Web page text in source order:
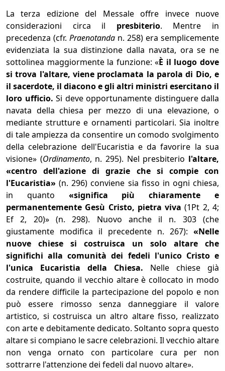
La terza edizione del Messale offre invece nuove
considerazioni circa il presbiterio. Mentre in
precedenza (cfr. Praenotanda n. 258) era semplicemente
evidenziata la sua distinzione dalla navata, ora se ne
sottolinea maggiormente la funzione: «È il luogo dove
si trova l'altare, viene proclamata la parola di Dio, e
il sacerdote, il diacono e gli altri ministri esercitano il
loro ufficio. Si deve opportunamente distinguere dalla
navata della chiesa per mezzo di una elevazione, o
mediante strutture e ornamenti particolari. Sia inoltre
di tale ampiezza da consentire un comodo svolgimento
della celebrazione dell'Eucaristia e da favorire la sua
visione» (Ordinamento, n. 295). Nel presbiterio l'altare,
«centro dell'azione di grazie che si compie con
l'Eucaristia» (n. 296) conviene sia fisso in ogni chiesa,
in quanto «significa più chiaramente e
permanentemente Gesù Cristo, pietra viva (1Pt 2, 4;
Ef 2, 20)» (n. 298). Nuovo anche il n. 303 (che
giustamente modifica il precedente n. 267): «Nelle
nuove chiese si costruisca un solo altare che
significhi alla comunità dei fedeli l'unico Cristo e
l'unica Eucaristia della Chiesa. Nelle chiese già
costruite, quando il vecchio altare è collocato in modo
da rendere difficile la partecipazione del popolo e non
può essere rimosso senza danneggiare il valore
artistico, si costruisca un altro altare fisso, realizzato
con arte e debitamente dedicato. Soltanto sopra questo
altare si compiano le sacre celebrazioni. Il vecchio altare
non venga ornato con particolare cura per non
sottrarre l'attenzione dei fedeli dal nuovo altare».